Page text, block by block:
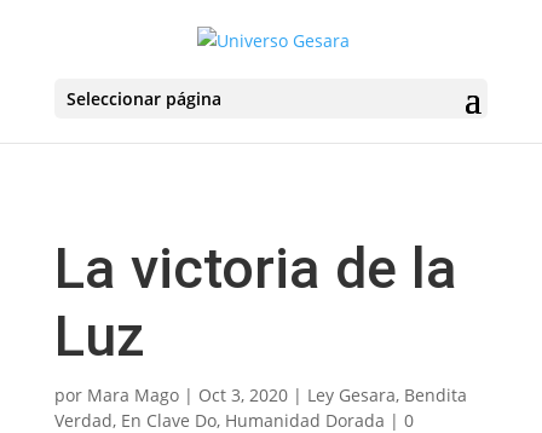
Seleccionar página
La victoria de la
Luz
por Mara Mago| Oct 3, 2020| Ley Gesara, Bendita
Verdad, En Clave Do, Humanidad Dorada | 0